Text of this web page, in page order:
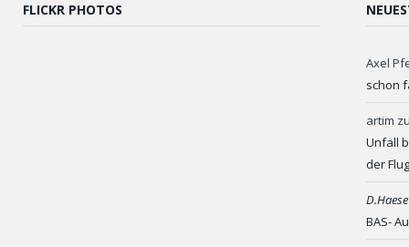
FLICKR PHOTOS
Axel
schon
artim
Unfall
der
BAS-